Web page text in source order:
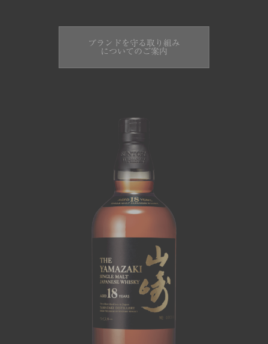
ブランドを守る取り組み
についてのご案内